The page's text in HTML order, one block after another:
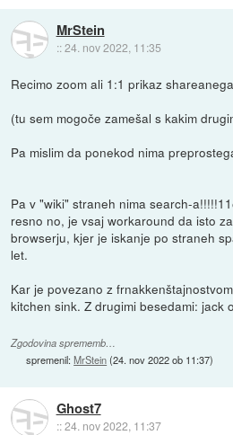
MrStein
::24. nov 2022, 11:35
Recimo zoom ali 1:1 prikaz
(tu sem mogoče zamešal s kakim
Pa mislim da ponekod nima
Pa v "wiki" straneh nima search-
resno no, je vsaj workaround da isto
browserju, kjer je iskanje po straneh
let.
Kar je povezano z
kitchen sink. Z drugimi besedami: jack
Zgodovina sprememb…
spremenil:MrStein(24. nov 2022 ob 11:37)
Ghost7
::24. nov 2022, 11:37